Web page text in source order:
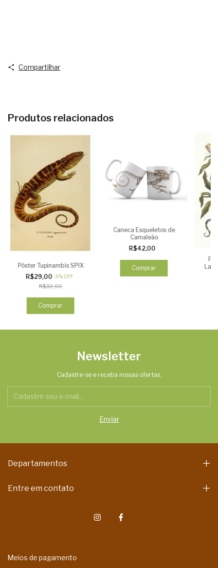
Compartilhar
Produtos relacionados
Pôster Tupinambis SPIX
R$29,00 -9%OFF
R$32,00
Comprar
Caneca Esqueletos de
Camaleão
R$42,00
Comprar
Newsletter
Cadastre-se e receba nossas ofertas.
Departamentos
Entre em contato
Meios de pagamento